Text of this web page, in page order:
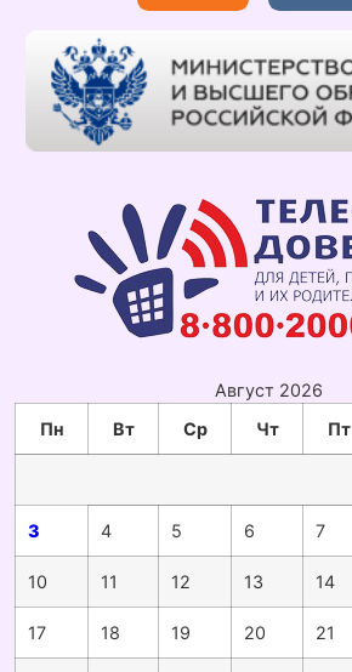
Август 2026
Пн
Вт Ср Чт Пт
3 4 5 6 7
10 11 12 13 14
17 18 19 20 21